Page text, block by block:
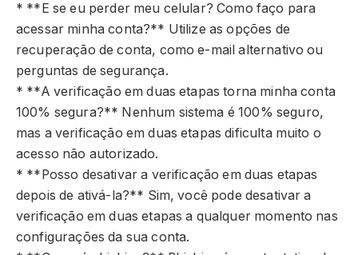
* **E se eu perder meu celular? Como faço para
acessar minha conta?** Utilize as opções de
recuperação de conta, como e-mail alternativo ou
perguntas de segurança.
* **A verificação em duas etapas torna minha conta
100% segura?** Nenhum sistema é 100% seguro,
mas a verificação em duas etapas dificulta muito o
acesso não autorizado.
* **Posso desativar a verificação em duas etapas
depois de ativá-la?** Sim, você pode desativar a
verificação em duas etapas a qualquer momento nas
configurações da sua conta.